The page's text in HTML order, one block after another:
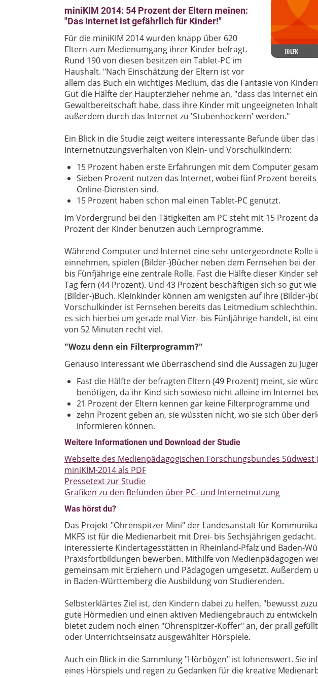
miniKIM 2014: 54 Prozent der Eltern meinen:
"Das Internet ist gefährlich für Kinder!"
Für die miniKIM 2014 wurden knapp über 620
Eltern zum Medienumgang ihrer Kinder befragt.
Rund 190 von diesen besitzen ein Tablet-PC im
Haushalt. "Nach Einschätzung der Eltern ist vor
allem das Buch ein wichtiges Medium, das die Fantasie von
Gut die Hälfte der Haupterzieher nehme an, "dass das Internet
Gewaltbereitschaft habe, dass ihre Kinder mit ungeeigneten
außerdem durch das Internet zu 'Stubenhockern' werden."
Ein Blick in die Studie zeigt weitere interessante Befunde über das
Internetnutzungsverhalten von Klein- und Vorschulkindern:
15 Prozent haben erste Erfahrungen mit dem Computer
Sieben Prozent nutzen das Internet, wobei fünf Prozent
Online-Diensten sind.
15 Prozent haben schon mal einen Tablet-PC genutzt.
Im Vordergrund bei den Tätigkeiten am PC steht mit 15 Prozent
Prozent der Kinder benutzen auch Lernprogramme.
Während Computer und Internet eine sehr untergeordnete Rolle
einnehmen, spielen (Bilder-)Bücher neben dem Fernsehen bei
bis Fünfjährige eine zentrale Rolle. Fast die Hälfte dieser Kinder
Tag fern (44 Prozent). Und 43 Prozent beschäftigen sich so gut
(Bilder-)Buch. Kleinkinder können am wenigsten auf ihre (Bilder-
Vorschulkinder ist Fernsehen bereits das Leitmedium
es sich hierbei um gerade mal Vier- bis Fünfjährige handelt, ist
von 52 Minuten recht viel.
"Wozu denn ein Filterprogramm?"
Genauso interessant wie überraschend sind die Aussagen zu
Fast die Hälfte der befragten Eltern (49 Prozent) meint, sie
benötigen, da ihr Kind sich sowieso nicht alleine im Internet
21 Prozent der Eltern kennen gar keine Filterprogramme und
zehn Prozent geben an, sie wüssten nicht, wo sie sich über
informieren können.
Weitere Informationen und Download der Studie
Webseite des Medienpädagogischen Forschungsbundes Südwest
miniKIM-2014 als PDF
Pressetext zur Studie
Grafiken zu den Befunden über PC- und Internetnutzung
Was hörst du?
Das Projekt "Ohrenspitzer Mini" der Landesanstalt für
MKFS ist für die Medienarbeit mit Drei- bis Sechsjährigen
interessierte Kindertagesstätten in Rheinland-Pfalz und Baden-
Praxisfortbildungen bewerben. Mithilfe von Medienpädagogen
gemeinsam mit Erziehern und Pädagogen umgesetzt. Außerdem
in Baden-Württemberg die Ausbildung von Studierenden.
Selbsterklärtes Ziel ist, den Kindern dabei zu helfen, "bewusst
gute Hörmedien und einen aktiven Mediengebrauch zu
bietet zudem noch einen "Ohrenspitzer-Koffer" an, der prall
oder Unterrichtseinsatz ausgewählter Hörspiele.
Auch ein Blick in die Sammlung "Hörbögen" ist lohnenswert. Sie
eines Hörspiels und regen zu Gedanken für die kreative